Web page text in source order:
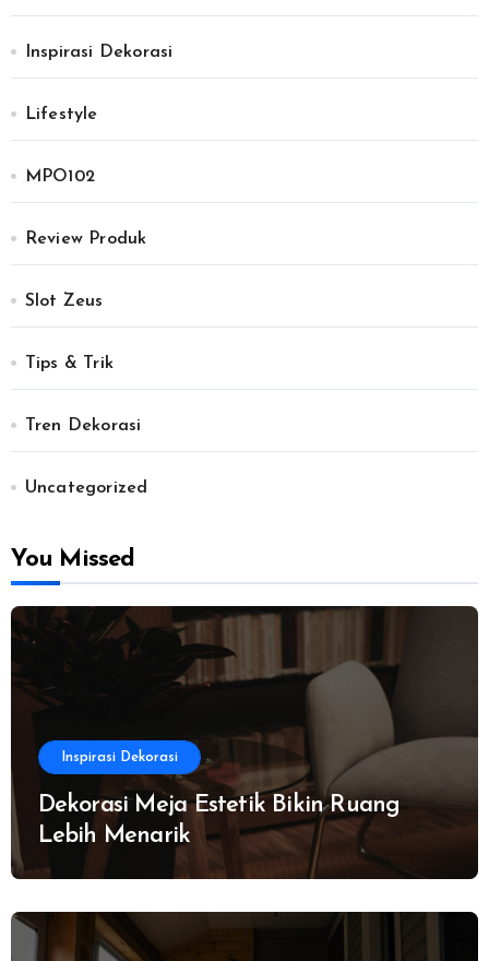
Inspirasi Dekorasi
Lifestyle
MPO102
Review Produk
Slot Zeus
Tips & Trik
Tren Dekorasi
Uncategorized
You Missed
Inspirasi Dekorasi
Dekorasi Meja Estetik Bikin Ruang
Lebih Menarik